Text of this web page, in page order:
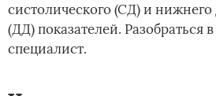
систолического (СД) и нижнего
(ДД) показателей. Разобраться
специалист.